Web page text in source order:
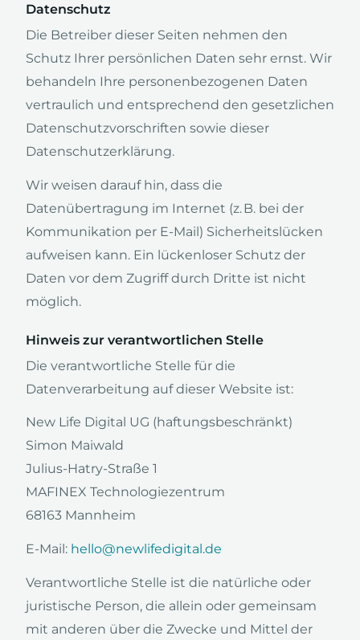
Datenschutz
Die Betreiber dieser Seiten nehmen den
Schutz Ihrer persönlichen Daten sehr ernst. Wir
behandeln Ihre personenbezogenen Daten
vertraulich und entsprechend den gesetzlichen
Datenschutzvorschriften sowie dieser
Datenschutzerklärung.
Wir weisen darauf hin, dass die
Datenübertragung im Internet (z. B. bei der
Kommunikation per E-Mail) Sicherheitslücken
aufweisen kann. Ein lückenloser Schutz der
Daten vor dem Zugriff durch Dritte ist nicht
möglich.
Hinweis zur verantwortlichen Stelle
Die verantwortliche Stelle für die
Datenverarbeitung auf dieser Website ist:
New Life Digital UG (haftungsbeschränkt)
Simon Maiwald
Julius-Hatry-Straße 1
MAFINEX Technologiezentrum
68163 Mannheim
E-Mail: hello@newlifedigital.de
Verantwortliche Stelle ist die natürliche oder
juristische Person, die allein oder gemeinsam
mit anderen über die Zwecke und Mittel der